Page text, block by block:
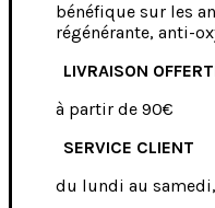
bénéfique sur les
régénérante, anti-
LIVRAISON
à partir de 90€
SERVICE CLIENT
du lundi au samedi,